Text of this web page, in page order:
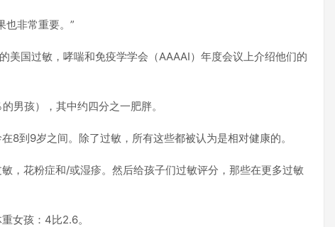
也非常重要。”
美国过敏，哮喘和免疫学学会（AAAAI）年度会议上介绍他们的
男孩），其中约四分之一肥胖。
8到9岁之间。除了过敏，所有这些都被认为是相对健康的。
，花粉症和/或湿疹。然后给孩子们过敏评分，那些在更多过敏
女孩：4比2.6。